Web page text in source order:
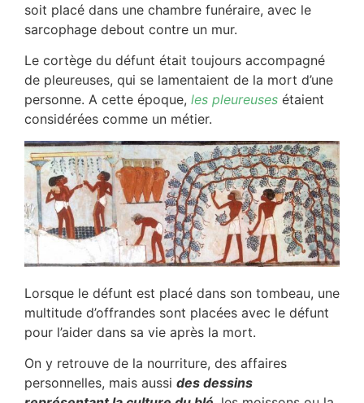
soit placé dans une chambre funéraire, avec le
sarcophage debout contre un mur.
Le cortège du défunt était toujours accompagné
de pleureuses, qui se lamentaient de la mort d’une
personne. A cette époque, les pleureuses étaient
considérées comme un métier.
Lorsque le défunt est placé dans son tombeau, une
multitude d’offrandes sont placées avec le défunt
pour l’aider dans sa vie après la mort.
On y retrouve de la nourriture, des affaires
personnelles, mais aussi des dessins